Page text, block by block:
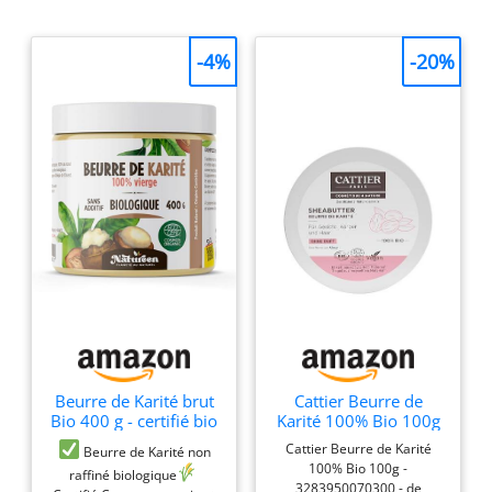
Beurre de Karité brut
Bio 400 g - certifié bio
- biologique - sans
additifs - Non raffiné -
Planète au Naturel
Beurre de Karité non
raffiné biologique ​
-4%
Cattier Beurre de
Karité 100% Bio 100g
Cattier Beurre de Karité
100% Bio 100g -
3283950070300 - de
-20%